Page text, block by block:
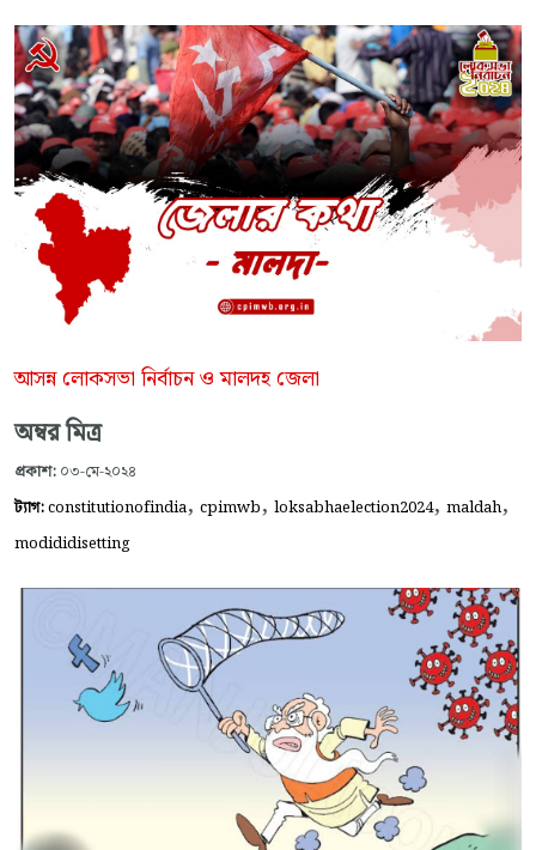
আসন্ন লোকসভা নির্বাচন ও মালদহ জেলা
অম্বর মিত্র
প্রকাশ: ০৩-মে-২০২৪
ট্যাগ:constitutionofindia, cpimwb, loksabhaelection2024, maldah,
modididisetting